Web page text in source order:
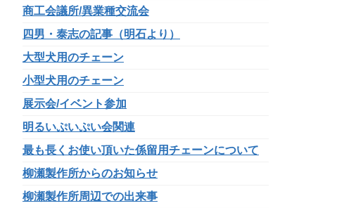
商工会議所/異業種交流会
四男・泰志の記事（明石より）
大型犬用のチェーン
小型犬用のチェーン
展示会/イベント参加
明るいぷいぷい会関連
最も長くお使い頂いた係留用チェーンについて
柳瀬製作所からのお知らせ
柳瀬製作所周辺での出来事